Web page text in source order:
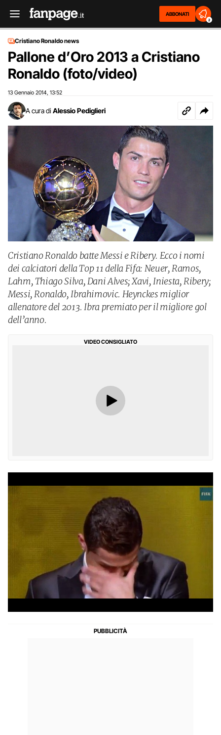
ABBONATI
2
Cristiano Ronaldo news
Pallone d’Oro 2013 a Cristiano
Ronaldo (foto/video)
13 Gennaio 2014 13:52
A cura di Alessio Pediglieri
Cristiano Ronaldo batte Messi e Ribery. Ecco i nomi
dei calciatori della Top 11 della Fifa: Neuer, Ramos,
Lahm, Thiago Silva, Dani Alves; Xavi, Iniesta, Ribery;
Messi, Ronaldo, Ibrahimovic. Heynckes miglior
allenatore del 2013. Ibra premiato per il migliore gol
dell’anno.
VIDEO CONSIGLIATO